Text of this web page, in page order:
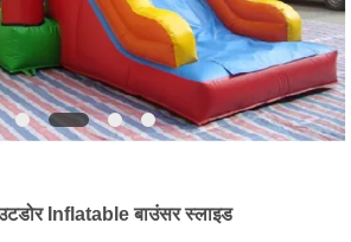
Inflatable बाउंसर स्लाइड